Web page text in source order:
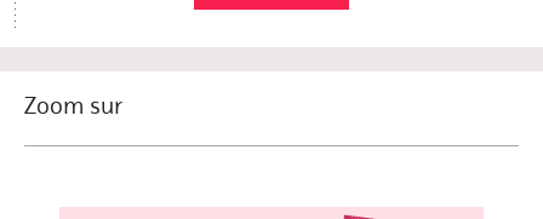
Zoom sur